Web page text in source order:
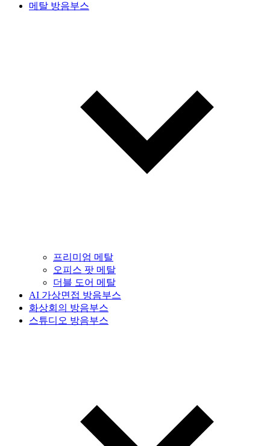
메탈 방음부스
프리미엄 메탈
오피스 팟 메탈
더블 도어 메탈
AI 가상면접 방음부스
화상회의 방음부스
스튜디오 방음부스